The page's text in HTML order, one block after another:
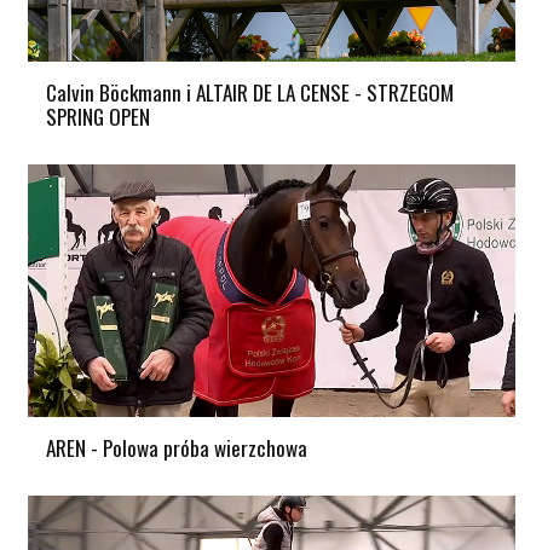
Calvin Böckmann i ALTAIR DE LA CENSE - STRZEGOM
SPRING OPEN
AREN - Polowa próba wierzchowa